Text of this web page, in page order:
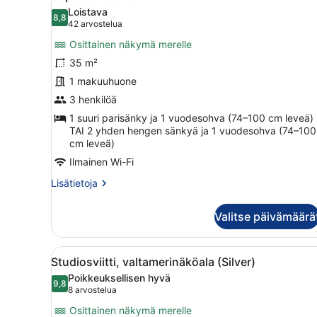
kaikki
huonetyypin
Superior-
huone
kuvat
8,88,8 kautta 10
Loistava
42 arvostelua
(42
arvostelua)
Osittainen näkymä merelle
35 m²
1 makuuhuone
3 henkilöä
1 suuri parisänky ja 1 vuodesohva (74–100 cm leveä)
TAI 2 yhden hengen sänkyä ja 1 vuodesohva (74–100
cm leveä)
Ilmainen Wi-Fi
Lisätietoja
Lisätietoja
Valitse
Avaa
kaikki
huonetyypin
Studiosviitti,
Moderni hotellihuone,
5
Studiosviitti, valtamerinäköala (Silver)
9,89,8 kautta 10
Poikkeuksellisen hyvä
8 arvostelua
(8
arvostelua)
Osittainen näkymä merelle